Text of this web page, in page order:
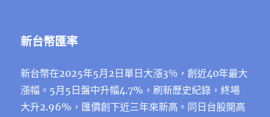
新台幣匯率
新台幣在2025年5月2日單日大漲3％，創近40年最大
漲幅。5月5日盤中升幅4.7%，刷新歷史紀錄，終場
大升2.96%，匯價創下近三年來新⾼。同日台股開高